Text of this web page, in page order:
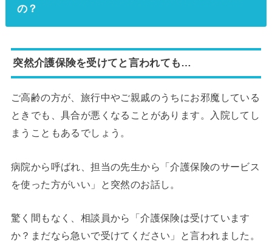
の？
突然介護保険を受けてと言われても…
ご高齢の方が、旅行中やご親戚のうちにお邪魔している
ときでも、具合が悪くなることがあります。入院してし
まうこともあるでしょう。
病院から呼ばれ、担当の先生から「介護保険のサービス
を使った方がいい」と突然のお話し。
驚く間もなく、相談員から「介護保険は受けています
か？まだなら急いで受けてください」と言われました。